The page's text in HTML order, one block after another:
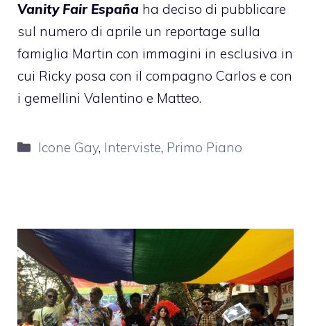
Vanity Fair España ha deciso di pubblicare
sul numero di aprile un reportage sulla
famiglia Martin con immagini in esclusiva in
cui Ricky posa con il compagno Carlos e con
i gemellini Valentino e Matteo.
Categorie
Icone Gay, Interviste, Primo Piano